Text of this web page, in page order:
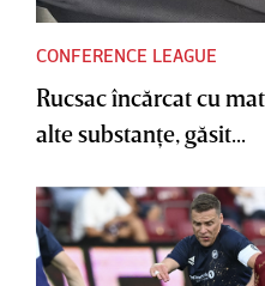
CONFERENCE LEAGUE
Rucsac încărcat cu
alte substanţe, găsit...